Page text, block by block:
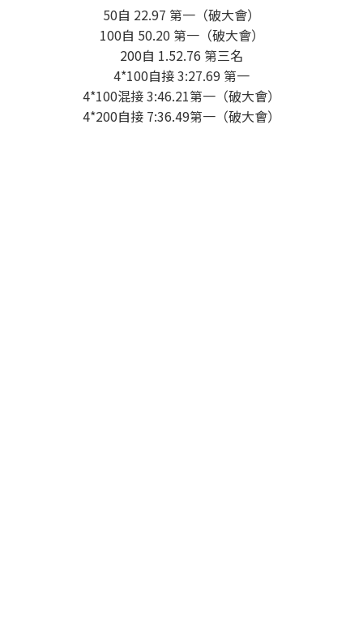
50自 22.97 第一（破大會）
100自 50.20 第一（破大會）
200自 1.52.76 第三名
4*100自接 3:27.69 第一
4*100混接 3:46.21第一（破大會）
4*200自接 7:36.49第一（破大會）